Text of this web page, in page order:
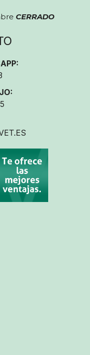
CERRADO